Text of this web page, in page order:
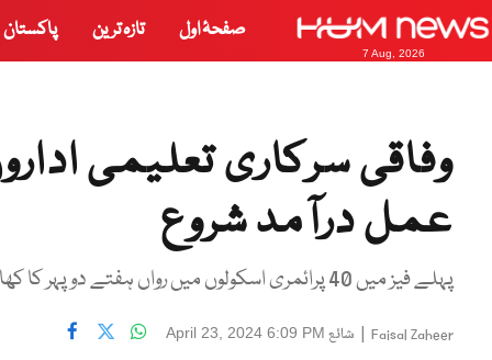
7 Aug, 2026
صفحۂ اول تازہ ترین پاکستان
وفاقی سرکاری تعلیمی
عمل درآمد شروع
پہلے فیز میں 40 پرائمری اسکولوں میں رواں ہفتے دوپہر کا کھانا دیا جائے گا
Faisal Zaheer
| شائع April 23, 2024 6:09 PM